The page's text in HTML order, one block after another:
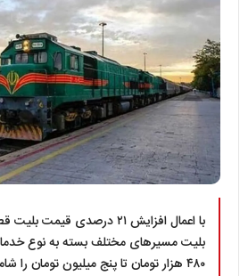
بلیت مسیر‌های مختلف بسته به نوع
۴۸۰ هزار تومان تا پنج میلیون تومان را شامل می‌شود.